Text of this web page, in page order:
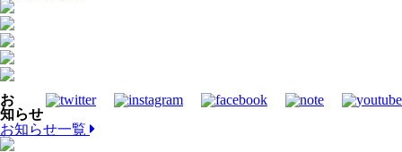
お
知らせ
お知らせ一覧